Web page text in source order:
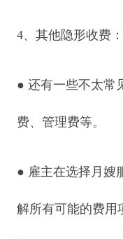
4、其他隐形收费：
● 还有一些不太常
费、管理费等。
● 雇主在选择月嫂
解所有可能的费用